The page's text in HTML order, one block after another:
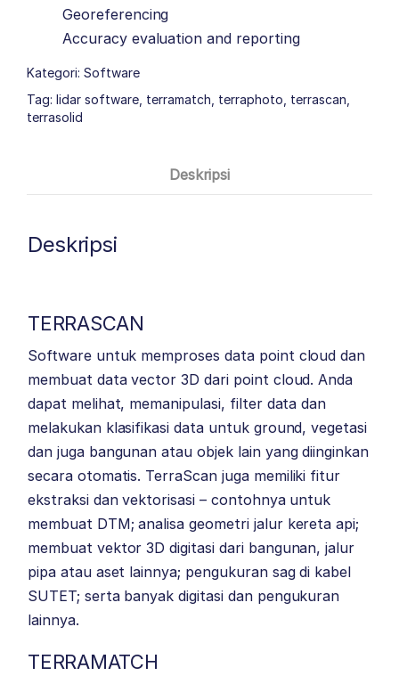
Georeferencing
Accuracy evaluation and reporting
Kategori: Software
Tag: lidar software terramatch terraphoto terrascan
terrasolid
Deskripsi
Deskripsi
TERRASCAN
Software untuk memproses data point cloud dan
membuat data vector 3D dari point cloud. Anda
dapat melihat, memanipulasi, filter data dan
melakukan klasifikasi data untuk ground, vegetasi
dan juga bangunan atau objek lain yang diinginkan
secara otomatis. TerraScan juga memiliki fitur
ekstraksi dan vektorisasi – contohnya untuk
membuat DTM; analisa geometri jalur kereta api;
membuat vektor 3D digitasi dari bangunan, jalur
pipa atau aset lainnya; pengukuran sag di kabel
SUTET; serta banyak digitasi dan pengukuran
lainnya.
TERRAMATCH